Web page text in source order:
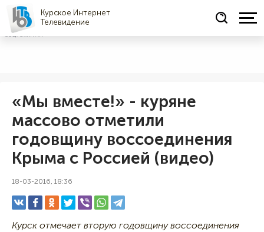
Курское Интернет
Телевидение
СОЦРЕКЛАМА
«Мы вместе!» - куряне
массово отметили
годовщину воссоединения
Крыма с Россией (видео)
18-03-2016, 18:36
Курск отмечает вторую годовщину воссоединения